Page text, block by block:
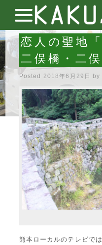
恋人の聖地
二俣橋・二
Posted 2018年6月29日 by
熊本ローカルのテレビで